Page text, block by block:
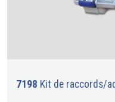
7198 Kit de raccords/